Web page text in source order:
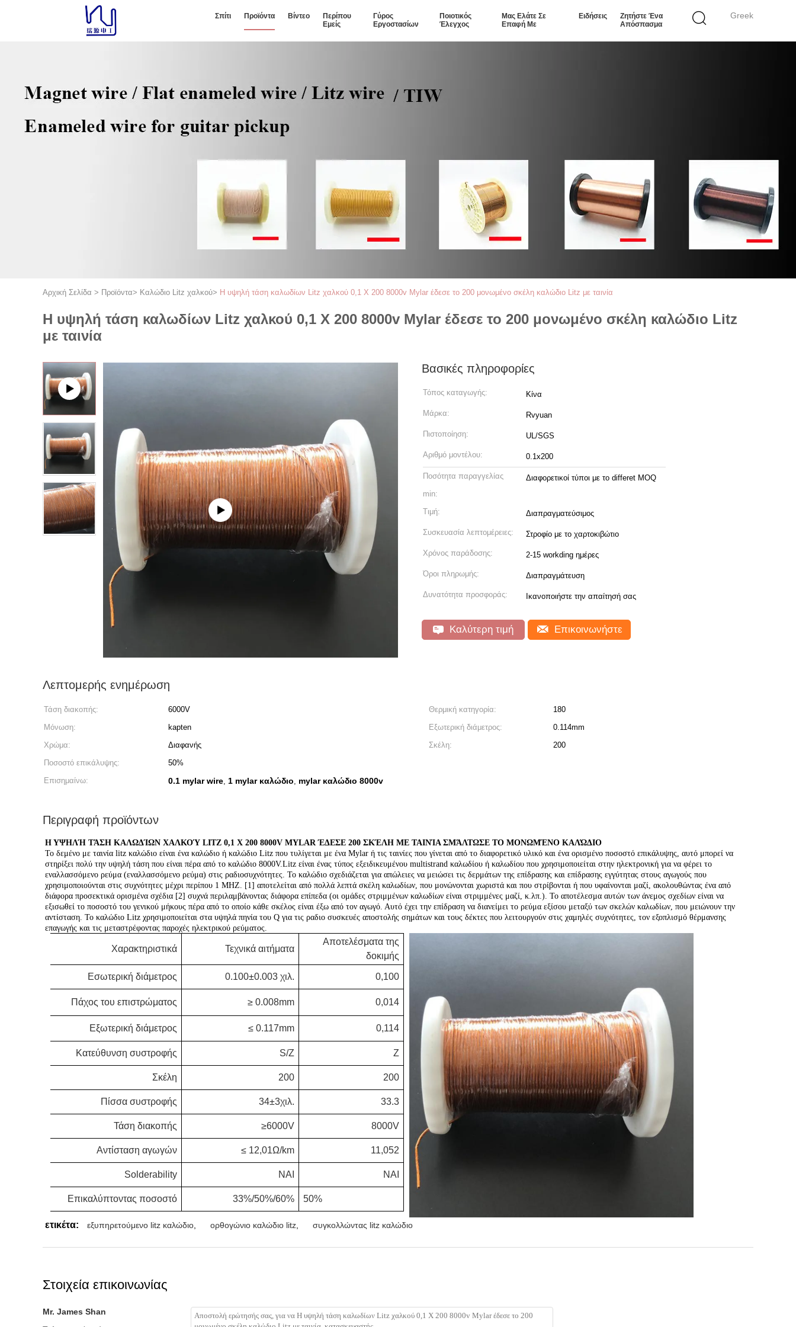
Greek
Σπίτι Προϊόντα Βίντεο
Περίπου
Εμείς
Γύρος
Εργοστασίων
Ποιοτικός
Έλεγχος
Μας Ελάτε Σε
Επαφή Με
Ειδήσεις
Ζητήστε Ένα
Απόσπασμα
Αρχική Σελίδα > Προϊόντα> Καλώδιο Litz χαλκού> Η υψηλή τάση καλωδίων Litz χαλκού 0,1 X 200 8000v Mylar έδεσε το 200 μονωμένο σκέλη καλώδιο Litz με ταινία
Η υψηλή τάση καλωδίων Litz χαλκού 0,1 X 200 8000v Mylar έδεσε το 200 μονωμένο σκέλη καλώδιο Litz
με ταινία
Βασικές πληροφορίες
Τόπος καταγωγής: Κίνα
Μάρκα: Rvyuan
Πιστοποίηση: UL/SGS
Αριθμό μοντέλου: 0.1x200
Ποσότητα παραγγελίας
min:
Διαφορετικοί τύποι με το differet MOQ
Τιμή: Διαπραγματεύσιμος
Συσκευασία λεπτομέρειες: Στροφίο με το χαρτοκιβώτιο
Χρόνος παράδοσης: 2-15 workding ημέρες
Όροι πληρωμής: Διαπραγμάτευση
Δυνατότητα προσφοράς: Ικανοποιήστε την απαίτησή σας
Καλύτερη τιμή Επικοινωνήστε
Λεπτομερής ενημέρωση
Τάση διακοπής: 6000V Θερμική κατηγορία:
180
Μόνωση:
kapten Εξωτερική διάμετρος:
0.114mm
Χρώμα:
Διαφανής Σκέλη:
200
Ποσοστό επικάλυψης:
50%
Επισημαίνω:
0.1 mylar wire, 1 mylar καλώδιο, mylar καλώδιο 8000v
Περιγραφή προϊόντων
Η ΥΨΗΛΉ ΤΆΣΗ ΚΑΛΩΔΊΩΝ ΧΑΛΚΟΎ LITZ 0,1 X 200 8000V MYLAR ΈΔΕΣΕ 200 ΣΚΈΛΗ ΜΕ ΤΑΙΝΊΑ ΣΜΆΛΤΩΣΕ ΤΟ ΜΟΝΩΜΈΝΟ ΚΑΛΏΔΙΟ
Το δεμένο με ταινία litz καλώδιο είναι ένα καλώδιο ή καλώδιο Litz που τυλίγεται με ένα Mylar ή τις ταινίες που γίνεται από το διαφορετικό υλικό και ένα ορισμένο ποσοστό επικάλυψης, αυτό μπορεί να
στηρίξει πολύ την υψηλή τάση που είναι πέρα από το καλώδιο 8000V.Litz είναι ένας τύπος εξειδικευμένου multistrand καλωδίου ή καλωδίου που χρησιμοποιείται στην ηλεκτρονική για να φέρει το
εναλλασσόμενο ρεύμα (εναλλασσόμενο ρεύμα) στις ραδιοσυχνότητες. Το καλώδιο σχεδιάζεται για απώλειες να μειώσει τις δερμάτων της επίδρασης και επίδρασης εγγύτητας στους αγωγούς που
χρησιμοποιούνται στις συχνότητες μέχρι περίπου 1 MHZ. [1] αποτελείται από πολλά λεπτά σκέλη καλωδίων, που μονώνονται χωριστά και που στρίβονται ή που υφαίνονται μαζί, ακολουθώντας ένα από
διάφορα προσεκτικά ορισμένα σχέδια [2] συχνά περιλαμβάνοντας διάφορα επίπεδα (οι ομάδες στριμμένων καλωδίων είναι στριμμένες μαζί, κ.λπ.). Το αποτέλεσμα αυτών των άνεμος σχεδίων είναι να
εξισωθεί το ποσοστό του γενικού μήκους πέρα από το οποίο κάθε σκέλος είναι έξω από τον αγωγό. Αυτό έχει την επίδραση να διανείμει το ρεύμα εξίσου μεταξύ των σκελών καλωδίων, που μειώνουν την
αντίσταση. Το καλώδιο Litz χρησιμοποιείται στα υψηλά πηνία του Q για τις ραδιο συσκευές αποστολής σημάτων και τους δέκτες που λειτουργούν στις χαμηλές συχνότητες, τον εξοπλισμό θέρμανσης
επαγωγής και τις μεταστρέφοντας παροχές ηλεκτρικού ρεύματος.
Χαρακτηριστικά Τεχνικά αιτήματα
Αποτελέσματα της
δοκιμής
Εσωτερική διάμετρος 0.100±0.003 χιλ. 0,100
Πάχος του επιστρώματος ≥ 0.008mm 0,014
Εξωτερική διάμετρος ≤ 0.117mm 0,114
Κατεύθυνση συστροφής S/Z Ζ
Σκέλη 200 200
Πίσσα συστροφής 34±3χιλ. 33.3
Τάση διακοπής ≥6000V 8000V
Αντίσταση αγωγών ≤ 12,01Ω/km 11,052
Solderability ΝΑΙ ΝΑΙ
Επικαλύπτοντας ποσοστό 33%/50%/60% 50%
ετικέτα: εξυπηρετούμενο litz καλώδιο ορθογώνιο καλώδιο litz συγκολλώντας litz καλώδιο
Στοιχεία επικοινωνίας
Mr. James Shan